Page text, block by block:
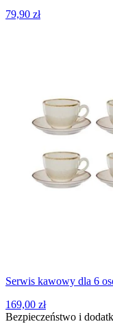
79,90 zł
Serwis kawowy dla 6
169,00 zł
Bezpieczeństwo i